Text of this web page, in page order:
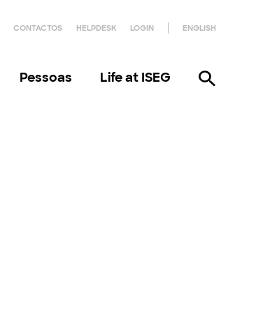
CONTACTOS HELPDESK LOGIN ENGLISH
Pessoas Life at ISEG